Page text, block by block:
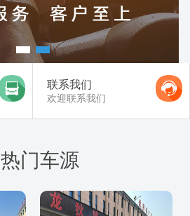
联系我们
欢迎联系我们
热门车源